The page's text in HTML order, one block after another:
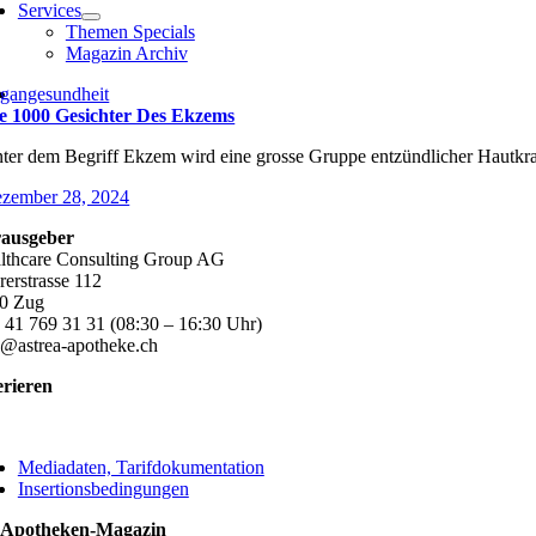
Services
Themen Specials
Magazin Archiv
1000 Gesichter Des Ekzems
dem Begriff Ekzem wird eine grosse Gruppe entzündlicher
28, 2024
Consulting Group AG
112
Zug
41 769 31 31 (08:30 – 16:30 Uhr)
apotheke.ch
Mediadaten, Tarifdokumentation
Insertionsbedingungen
Magazin